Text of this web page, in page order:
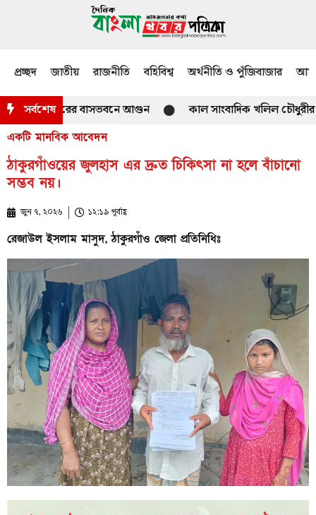
প্রচ্ছদ জাতীয় রাজনীতি বহিবিশ্ব অর্থনীতি ও পুঁজিবাজার
সর্বশেষ বাসভবনে আগুন কাল সাংবাদিক খলিল চৌধুরীর
একটি মানবিক আবেদন
ঠাকুরগাঁওয়ের জুলহাস এর দ্রুত চিকিৎসা না হলে বাঁচানো
সম্ভব নয়।
জুন ৭, ২০২৬ ১২:১৯ পূর্বাহ্ণ
রেজাউল ইসলাম মাসুদ, ঠাকুরগাঁও জেলা প্রতিনিধিঃ